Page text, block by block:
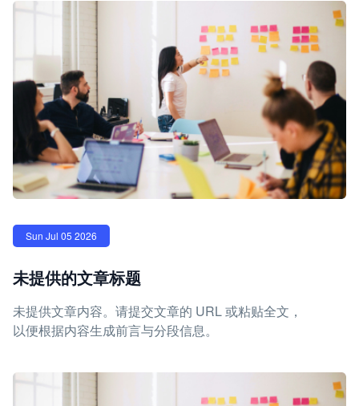
Sun Jul 05 2026
未提供的文章标题
未提供文章内容。请提交文章的 URL 或粘贴全文，
以便根据内容生成前言与分段信息。